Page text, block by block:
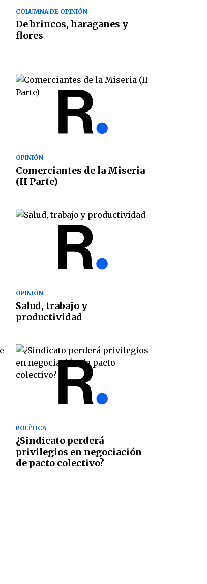
COLUMNA DE OPINIÓN
De brincos, haraganes y
flores
OPINIÓN
Comerciantes de la Miseria
(II Parte)
OPINIÓN
Salud, trabajo y
productividad
POLÍTICA
¿Sindicato perderá
privilegios en negociación
de pacto colectivo?